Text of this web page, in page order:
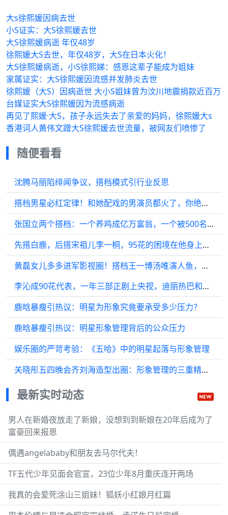
大s徐熙媛因病去世
小S证实：大S徐熙媛去世
大S徐熙媛病逝 年仅48岁
徐熙媛大S去世，年仅48岁，大S在日本火化！
大S徐熙媛病逝，小S徐熙娣：感恩这辈子能成为姐妹
家属证实：大S徐熙媛因流感并发肺炎去世
徐熙媛（大S）因病逝世 大小S姐妹曾为汶川地震捐款近百万
台媒证实大S徐熙媛因为流感病逝
再见了熙媛·大S，孩子永远失去了亲爱的妈妈，徐熙媛大s
香港词人黄伟文蹭大S徐熙媛去世流量，被网友们喷惨了
随便看看
沈腾马丽陷绯闻争议，搭档模式引行业反思
搭档男星必红定律！和她配戏的男演员都火了，你绝对想不到是谁！
张国立两个搭档：一个养鸡成亿万富翁，一个被500名导演封
先搭白鹿，后搭宋祖儿李一桐，95花的困境在他身上体现得淋漓尽致
黄磊女儿多多进军影视圈！搭档王一博汤唯演人鱼，网友热议
李沁成90花代表，一年三部正剧上央视，迪丽热巴和杨紫还要加油
鹿晗暴瘦引热议：明星为形象究竟要承受多少压力？
鹿晗暴瘦引热议：明星形象管理背后的公众压力
娱乐圈的严苛考验：《五哈》中的明星起落与形象管理
关晓彤五四晚会齐刘海造型出圈：形象管理的三重精准博弈
最新实时动态
男人在新婚夜放走了新娘，没想到到新娘在20年后成为了
富豪回来报恩
偶遇angelababy和朋友去马尔代夫！
TF五代少年见面会官宣，23位少年8月重庆连开两场
我真的会爱死涂山三姐妹！狐妖小红娘月红篇